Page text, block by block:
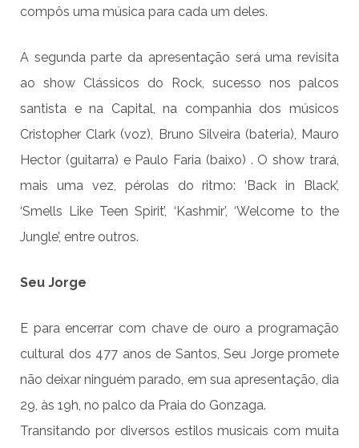
compôs uma música para cada um deles.
A segunda parte da apresentação será uma revisita
ao show Clássicos do Rock, sucesso nos palcos
santista e na Capital, na companhia dos músicos
Cristopher Clark (voz), Bruno Silveira (bateria), Mauro
Hector (guitarra) e Paulo Faria (baixo) . O show trará,
mais uma vez, pérolas do ritmo: ‘Back in Black’,
‘Smells Like Teen Spirit’, ‘Kashmir’, ‘Welcome to the
Jungle’, entre outros.
Seu Jorge
E para encerrar com chave de ouro a programação
cultural dos 477 anos de Santos, Seu Jorge promete
não deixar ninguém parado, em sua apresentação, dia
29, às 19h, no palco da Praia do Gonzaga.
Transitando por diversos estilos musicais com muita